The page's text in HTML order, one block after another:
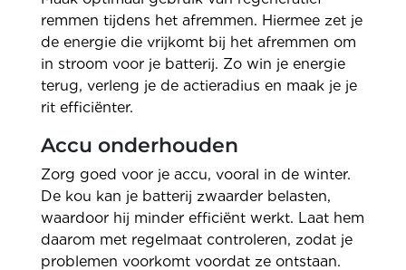
remmen tijdens het afremmen. Hiermee zet je
de energie die vrijkomt bij het afremmen om
in stroom voor je batterij. Zo win je energie
terug, verleng je de actieradius en maak je je
rit efficiënter.
Accu onderhouden
Zorg goed voor je accu, vooral in de winter.
De kou kan je batterij zwaarder belasten,
waardoor hij minder efficiënt werkt. Laat hem
daarom met regelmaat controleren, zodat je
problemen voorkomt voordat ze ontstaan.